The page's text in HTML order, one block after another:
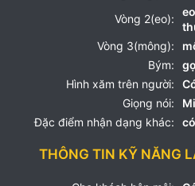
Vòng 2(eo):
Vòng 3(mông):
Bým:
Hình xăm trên người:
Giọng nói:
Đặc điểm nhận dạng khác:
THÔNG TIN KỸ NĂNG